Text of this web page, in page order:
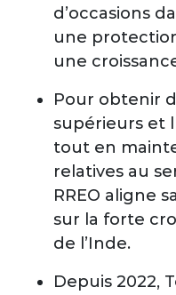
d’occasions
une
une
Pour obtenir
supérieurs et
tout en
relatives au
RREO aligne
sur la forte
de l’Inde.
Depuis 2022,